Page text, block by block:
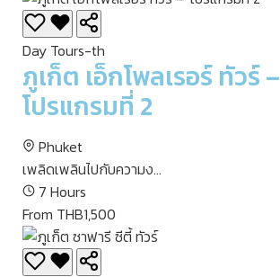
Day Tours-th
ภูเก็ต เอ็กโพลเรอร์ ทัวร์ –
โปรแกรมที่ 2
Phuket
เพลิดเพลินไปกับความง...
7 Hours
From THB1,500